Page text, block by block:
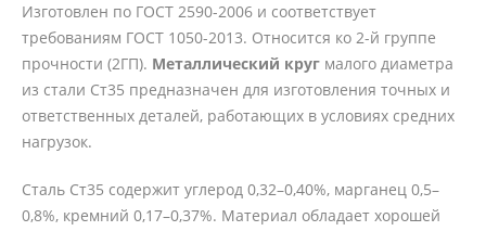
Изготовлен по ГОСТ 2590-2006 и соответствует
требованиям ГОСТ 1050-2013. Относится ко 2-й группе
прочности (2ГП). Металлический круг малого диаметра
из стали Ст35 предназначен для изготовления точных и
ответственных деталей, работающих в условиях средних
нагрузок.
Сталь Ст35 содержит углерод 0,32–0,40%, марганец 0,5–
0,8%, кремний 0,17–0,37%. Материал обладает хорошей